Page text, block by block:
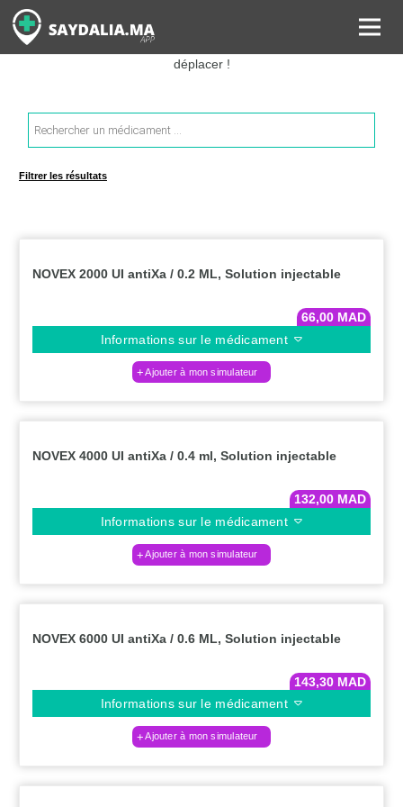
Rechercher les informations sur vos médicaments, leurs prix et
estimer ainsi le coût total de votre ordonnance, sans vous
déplacer !
Recherche
de
produits
Filtrer les résultats
NOVEX 2000 UI antiXa / 0.2 ML, Solution injectable
66,00 MAD
Informations sur le médicament
Ajouter à mon simulateur
NOVEX 4000 UI antiXa / 0.4 ml, Solution injectable
132,00 MAD
Informations sur le médicament
Ajouter à mon simulateur
NOVEX 6000 UI antiXa / 0.6 ML, Solution injectable
143,30 MAD
Informations sur le médicament
Ajouter à mon simulateur